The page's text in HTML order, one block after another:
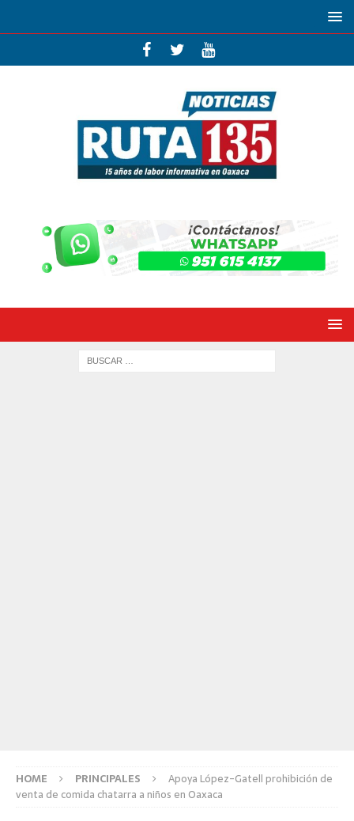
HOME PRINCIPALES
Apoya López-Gatell prohibición de
venta de comida chatarra a niños en Oaxaca